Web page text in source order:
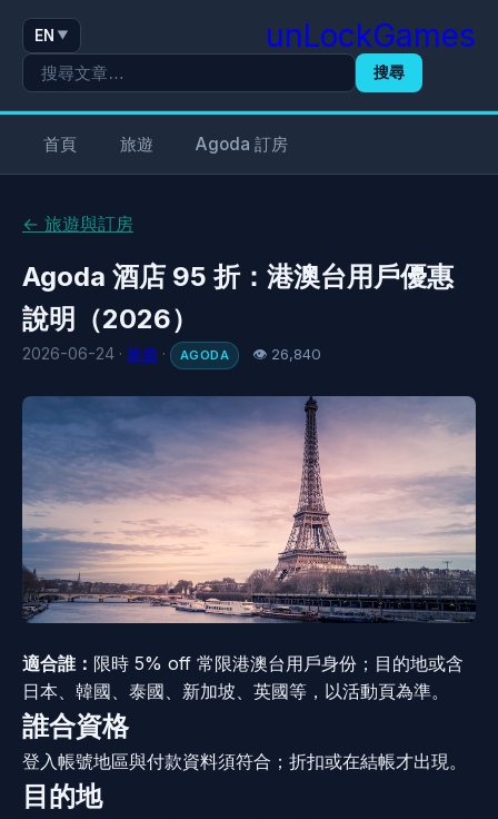
EN ▼ unLockGames
搜尋
首頁 旅遊 Agoda 訂房
← 旅遊與訂房
Agoda 酒店 95 折：港澳台用戶優惠
說明（2026）
2026-06-24 · 旅遊 · AGODA 👁 26,840
適合誰： 限時 5% off 常限港澳台用戶身份；目的地或含
日本、韓國、泰國、新加坡、英國等，以活動頁為準。
誰合資格
登入帳號地區與付款資料須符合；折扣或在結帳才出現。
目的地